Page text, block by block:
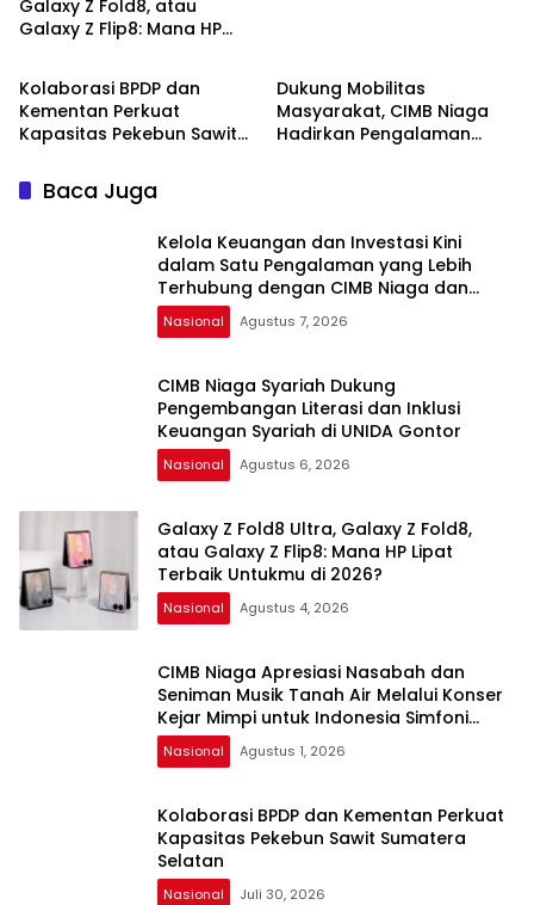
Galaxy Z Fold8, atau
Galaxy Z Flip8: Mana HP
Nasional
Kolaborasi BPDP dan
Kementan Perkuat
Kapasitas Pekebun Sawit
Dukung Mobilitas
Masyarakat, CIMB Niaga
Hadirkan Pengalaman
Baca Juga
Kelola Keuangan dan Investasi Kini
dalam Satu Pengalaman yang Lebih
Terhubung dengan CIMB Niaga dan
Ajaib
Nasional Agustus 7, 2026
CIMB Niaga Syariah Dukung
Pengembangan Literasi dan Inklusi
Keuangan Syariah di UNIDA Gontor
Nasional Agustus 6, 2026
Galaxy Z Fold8 Ultra, Galaxy Z Fold8,
atau Galaxy Z Flip8: Mana HP Lipat
Terbaik Untukmu di 2026?
Nasional Agustus 4, 2026
CIMB Niaga Apresiasi Nasabah dan
Seniman Musik Tanah Air Melalui Konser
Kejar Mimpi untuk Indonesia Simfoni
Suara Hati
Nasional Agustus 1, 2026
Kolaborasi BPDP dan Kementan Perkuat
Kapasitas Pekebun Sawit Sumatera
Selatan
Nasional Juli 30, 2026